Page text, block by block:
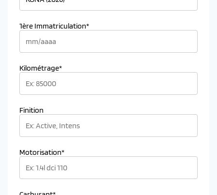
1ère Immatriculation*
Kilométrage*
Finition
Motorisation*